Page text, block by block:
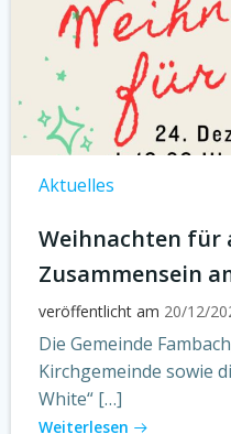
Aktuelles
Weihnachten für
Zusammensein
veröffentlicht am 20/12/
Die Gemeinde
Kirchgemeinde sowie
White“ […]
Weiterlesen